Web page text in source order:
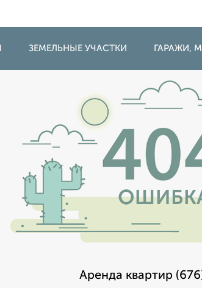
ЗЕМЕЛЬНЫЕ УЧАСТКИ ГАРАЖИ,
Аренда квартир